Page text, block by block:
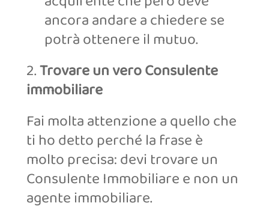
ancora andare a chiedere se
potrà ottenere il mutuo.
2.Trovare un vero Consulente
immobiliare
Fai molta attenzione a quello che
ti ho detto perché la frase è
molto precisa: devi trovare un
Consulente Immobiliare e non un
agente immobiliare.